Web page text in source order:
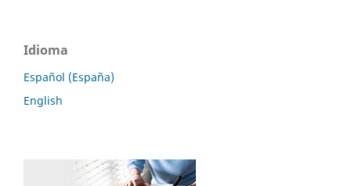
Idioma
Español (España)
English